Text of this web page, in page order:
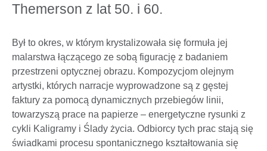
Themerson z lat 50. i 60.
Był to okres, w którym krystalizowała się formuła jej
malarstwa łączącego ze sobą figurację z badaniem
przestrzeni optycznej obrazu. Kompozycjom olejnym
artystki, których narracje wyprowadzone są z gęstej
faktury za pomocą dynamicznych przebiegów linii,
towarzyszą prace na papierze – energetyczne rysunki z
cykli Kaligramy i Ślady życia. Odbiorcy tych prac stają się
świadkami procesu spontanicznego kształtowania się